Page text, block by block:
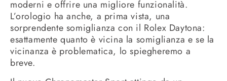
moderni e offrire una migliore funzionalità.
L’orologio ha anche, a prima vista, una
sorprendente somiglianza con il Rolex Daytona:
esattamente quanto è vicina la somiglianza e se la
vicinanza è problematica, lo spiegheremo a
breve.